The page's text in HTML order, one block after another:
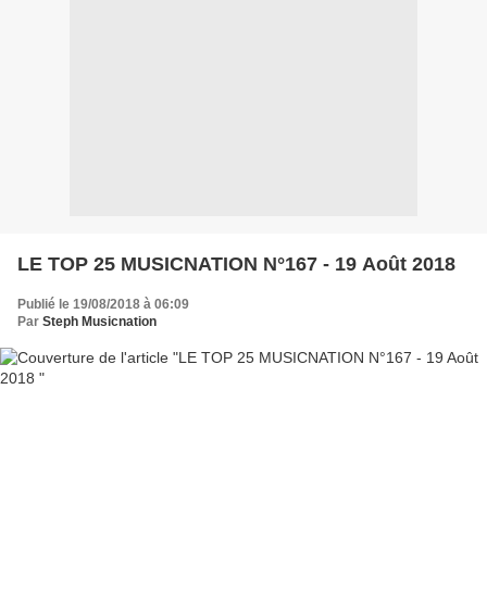
LE TOP 25 MUSICNATION N°167 - 19 Août 2018
Publié le 19/08/2018 à 06:09
Par Steph Musicnation